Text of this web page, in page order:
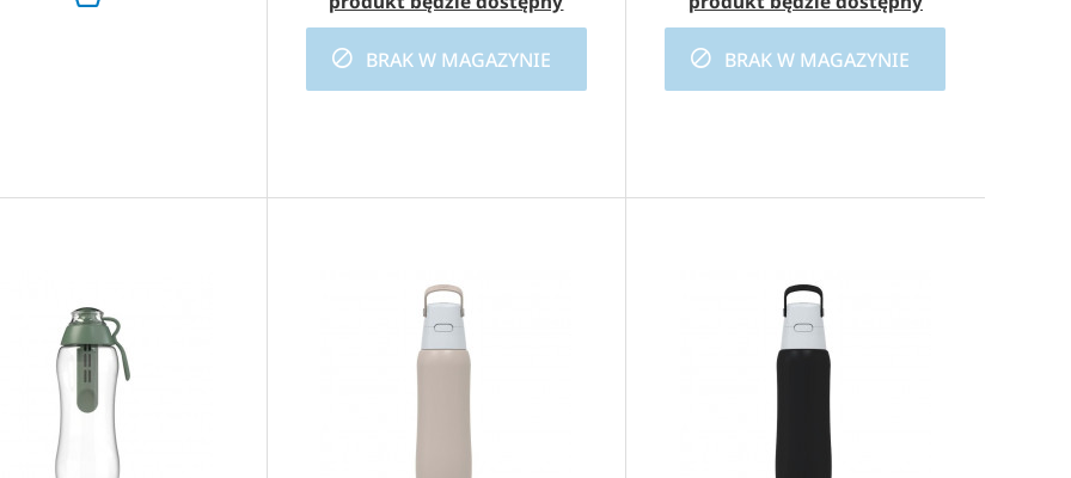
BRAK W MAGAZYNIE BRAK W MAGAZYNIE